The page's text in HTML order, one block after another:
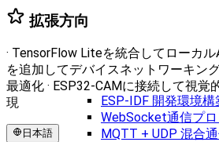
ESP-IDF 開発環境
WebSocket通信プ
MQTT + UDP 混合
拡張方向
· TensorFlow Liteを統合してローカル
を追加してデバイスネットワーキン
最適化 · ESP32-CAMに接続して視覚
現
日本語